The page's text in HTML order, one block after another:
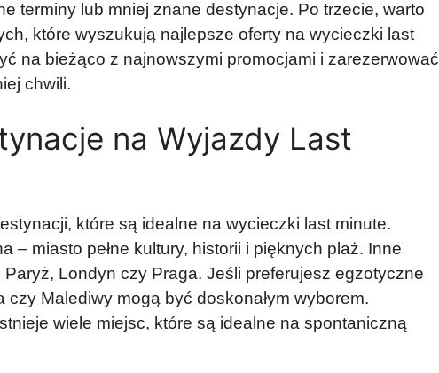
terminy lub mniej znane destynacje. Po trzecie, warto
które wyszukują najlepsze oferty na wycieczki last
na bieżąco z najnowszymi promocjami i zarezerwować
chwili.
na Wyjazdy Last
które są idealne na wycieczki last minute.
– miasto pełne kultury, historii i pięknych plaż. Inne
Londyn czy Praga. Jeśli preferujesz egzotyczne
czy Malediwy mogą być doskonałym wyborem.
wiele miejsc, które są idealne na spontaniczną